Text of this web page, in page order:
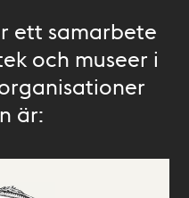
ett samarbete
och museer i
är: